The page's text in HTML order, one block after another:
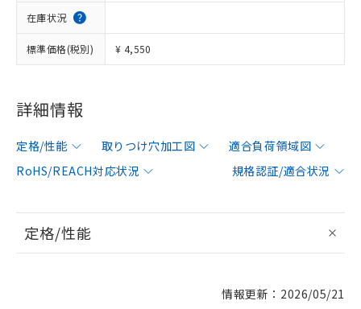
在庫状況
標準価格(税別) ¥ 4,550
詳細情報
定格/性能 取りつけ穴加工図
適合負荷領域図
RoHS/REACH対応状況
規格認証/適合状況
定格/性能
情報更新：2026/05/21